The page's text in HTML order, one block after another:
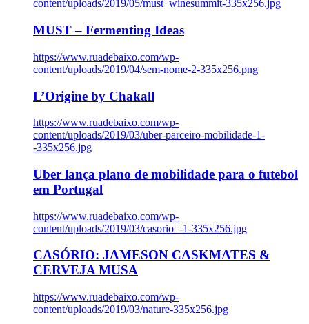
content/uploads/2019/05/must_winesummit-335x256.jpg
MUST – Fermenting Ideas
https://www.ruadebaixo.com/wp-
content/uploads/2019/04/sem-nome-2-335x256.png
L’Origine by Chakall
https://www.ruadebaixo.com/wp-
content/uploads/2019/03/uber-parceiro-mobilidade-1-
-335x256.jpg
Uber lança plano de mobilidade para o futebol
em Portugal
https://www.ruadebaixo.com/wp-
content/uploads/2019/03/casorio_-1-335x256.jpg
CASÓRIO: JAMESON CASKMATES &
CERVEJA MUSA
https://www.ruadebaixo.com/wp-
content/uploads/2019/03/nature-335x256.jpg